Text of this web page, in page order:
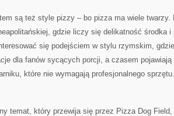
są też style pizzy – bo pizza ma wiele twarzy.
gdzie liczy się delikatność środka i
się podejściem w stylu rzymskim,
dla fanów sycących porcji, a czasem pojawiają
które nie wymagają profesjonalnego sprzętu.
temat, który przewija się przez Pizza Dog